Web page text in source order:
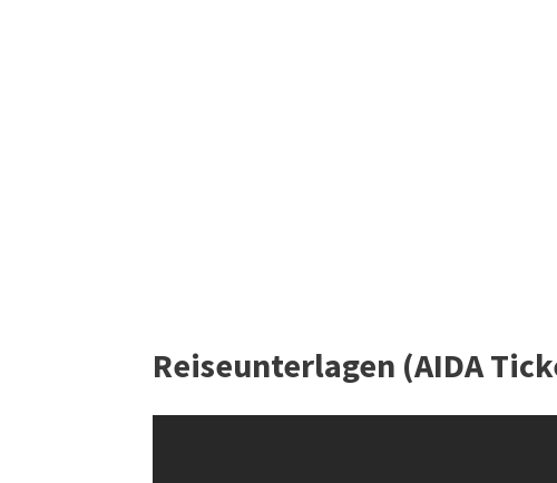
Reiseunterlagen (AIDA